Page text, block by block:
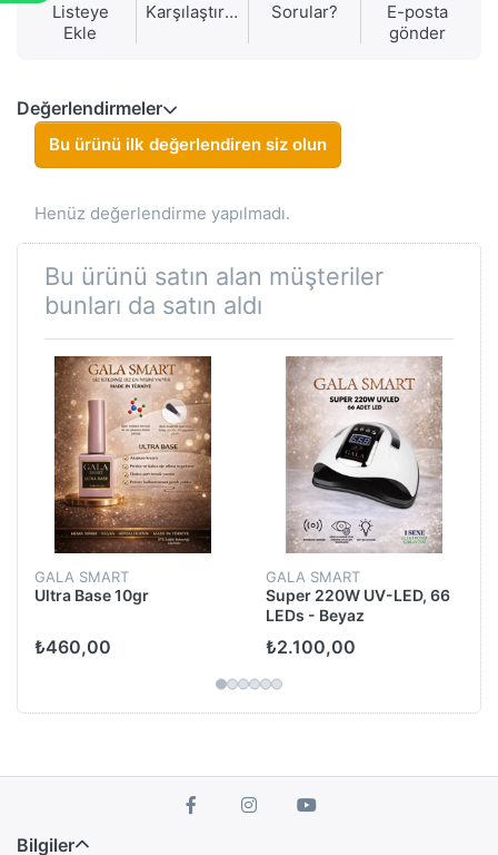
Listeye
Ekle
Karşılaştırma Sorular?
E-posta
gönder
Değerlendirmeler
Bu ürünü ilk değerlendiren siz olun
Henüz değerlendirme yapılmadı.
Bu ürünü satın alan müşteriler
bunları da satın aldı
GALA SMART
Ultra Base 10gr
₺460,00
GALA SMART
Super 220W UV-LED, 66
LEDs - Beyaz
₺2.100,00
Bilgiler